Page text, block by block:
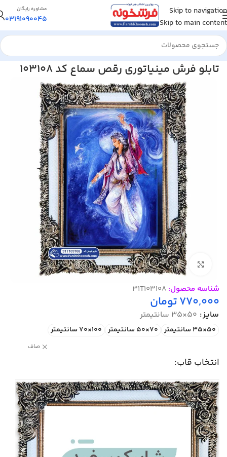
Skip to navigation
Skip to main content
مشاوره رایگان
03191090045
خانه/تابلو فرش/تابلو فرش مینیاتوری
تابلو فرش مینیاتوری رقص سماع کد 103108
بزرگنمایی تصویر
شناسه محصول: 31T103108
770,000تومان
سایز 50×35 سانتیمتر
50×35 سانتیمتر 70×50 سانتیمتر 100×70 سانتیمتر
صاف
انتخاب قاب: